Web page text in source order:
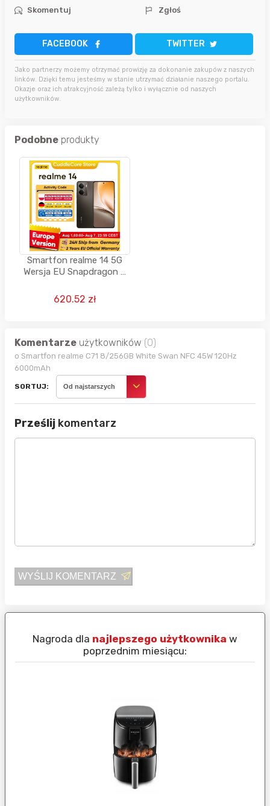
Skomentuj Zgłoś
FACEBOOK TWITTER
Jako partnerzy możemy otrzymać prowizję za dokonanie zakupów z naszych
linków. Dzięki temu jesteśmy w stanie utrzymać działanie naszego portalu.
Okazje oraz ich atrakcyjność zależą tylko i wyłącznie od naszych
użytkowników.
Podobne produkty
Smartfon realme 14 5G
Wersja EU Snapdragon 6
mAh
620.52 zł
Komentarze użytkowników (0)
o Smartfon realme C71 8/256GB White Swan NFC 45W 120Hz
6000mAh
SORTUJ: Od najstarszych
Prześlij komentarz
WYŚLIJ KOMENTARZ
Nagroda dla najlepszego użytkownika w
poprzednim miesiącu: